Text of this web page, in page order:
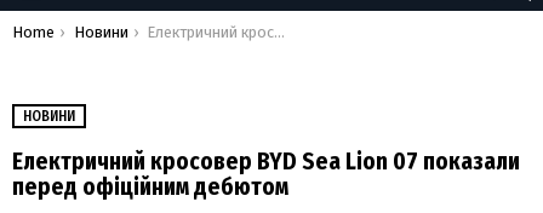
Menu
US
You are here:
Home Новини Електричний кросовер BYD Sea Lion 07 показали перед офіційним дебютом
НОВИНИ
Електричний кросовер BYD Sea Lion 07 показали
перед офіційним дебютом